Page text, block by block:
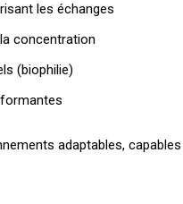
les échanges
concentration
(biophilie)
adaptables,